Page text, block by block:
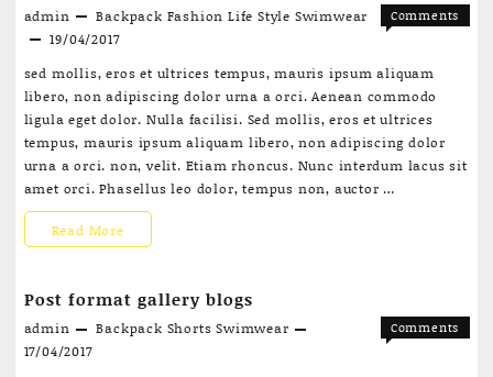
Japanese
admin Backpack Fashion Life Style Swimwear
19/04/2017
Comments
ipsum
dolor
amet
enim
sed mollis, eros et ultrices tempus, mauris ipsum aliquam
libero, non adipiscing dolor urna a orci. Aenean commodo
ligula eget dolor. Nulla facilisi. Sed mollis, eros et ultrices
tempus, mauris ipsum aliquam libero, non adipiscing dolor
urna a orci. non, velit. Etiam rhoncus. Nunc interdum lacus sit
amet orci. Phasellus leo dolor, tempus non, auctor …
Lorem
dolor
sit
Read More
Post format gallery blogs
admin Backpack Shorts Swimwear
17/04/2017
Comments